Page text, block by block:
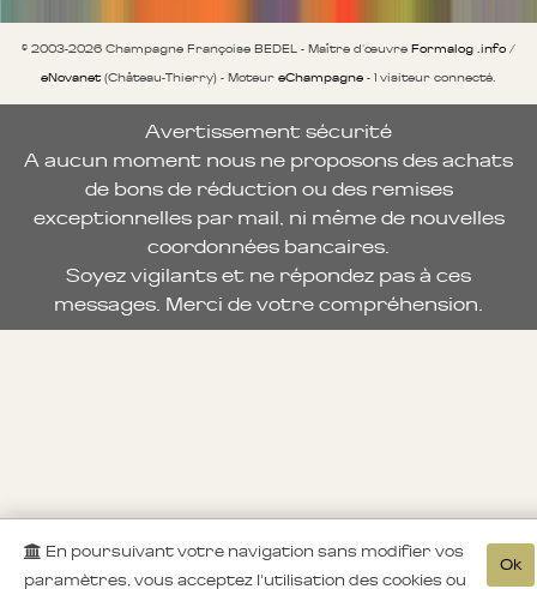
© 2003-2026 Champagne Françoise BEDEL - Maître d'œuvre Formalog .info /
eNovanet(Château-Thierry) - Moteur eChampagne - 1 visiteur connecté.
Avertissement sécurité
A aucun moment nous ne proposons des achats
de bons de réduction ou des remises
exceptionnelles par mail, ni même de nouvelles
coordonnées bancaires.
Soyez vigilants et ne répondez pas à ces
messages. Merci de votre compréhension.
Ok
En poursuivant votre navigation sans modifier vos
paramètres, vous acceptez l'utilisation des cookies ou